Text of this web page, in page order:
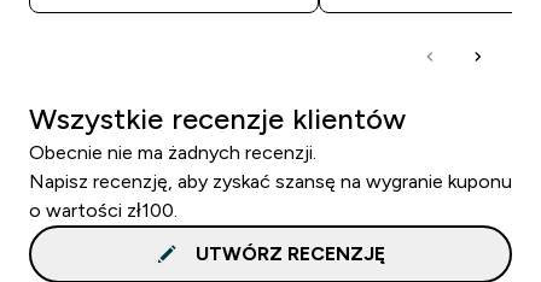
Wszystkie recenzje klientów
Obecnie nie ma żadnych recenzji.
Napisz recenzję, aby zyskać szansę na wygranie kuponu
o wartości zł100.
UTWÓRZ RECENZJĘ